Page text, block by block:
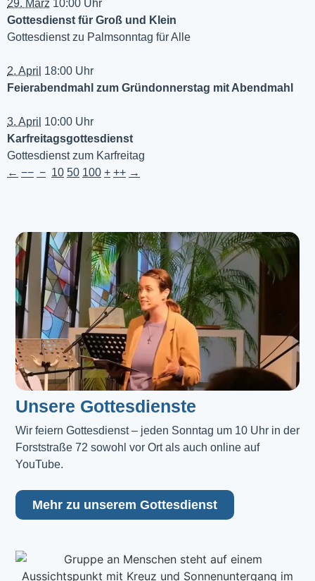
29. März 10:00 Uhr
Gottesdienst für Groß und Klein
Gottesdienst zu Palmsonntag für Alle
2. April 18:00 Uhr
Feierabendmahl zum Gründonnerstag mit Abendmahl
3. April 10:00 Uhr
Karfreitagsgottesdienst
Gottesdienst zum Karfreitag
← −− − 10 50 100 + ++ →
Unsere Gottesdienste
Wir feiern Gottesdienst – jeden Sonntag um 10 Uhr in der
Forststraße 72 sowohl vor Ort als auch online auf
YouTube.
Mehr zu unserem Gottesdienst